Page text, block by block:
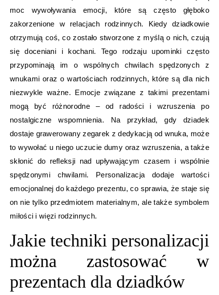
moc wywoływania emocji, które są często głęboko
zakorzenione w relacjach rodzinnych. Kiedy dziadkowie
otrzymują coś, co zostało stworzone z myślą o nich, czują
się doceniani i kochani. Tego rodzaju upominki często
przypominają im o wspólnych chwilach spędzonych z
wnukami oraz o wartościach rodzinnych, które są dla nich
niezwykle ważne. Emocje związane z takimi prezentami
mogą być różnorodne – od radości i wzruszenia po
nostalgiczne wspomnienia. Na przykład, gdy dziadek
dostaje grawerowany zegarek z dedykacją od wnuka, może
to wywołać u niego uczucie dumy oraz wzruszenia, a także
skłonić do refleksji nad upływającym czasem i wspólnie
spędzonymi chwilami. Personalizacja dodaje wartości
emocjonalnej do każdego prezentu, co sprawia, że staje się
on nie tylko przedmiotem materialnym, ale także symbolem
miłości i więzi rodzinnych.
Jakie techniki personalizacji
można zastosować w
prezentach dla dziadków